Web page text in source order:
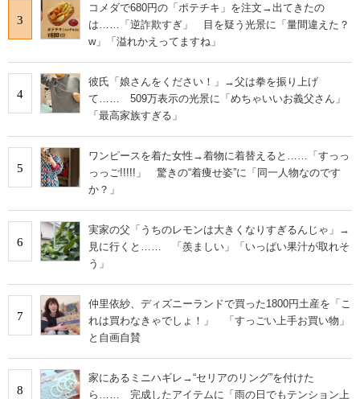
3
コメダで680円の「ポテチキ」を注文→出てきたの
は……「逆詐欺すぎ」 目を疑う光景に「量間違えた？
w」「溢れかえってますね」
4
彼氏「娘さんをください！」→父は拳を振り上げ
て…… 509万表示の光景に「めちゃいいお義父さん」
「最高家族すぎる」
5
ワンピースを着た女性→着物に着替えると……「すっっ
っっご!!!!!」 驚きの“着痩せ姿”に「同一人物なのです
か？」
6
実家の父「うちのレモンは大きくなりすぎるんじゃ」→
見に行くと…… 「羨ましい」「いっぱい果汁が取れそ
う」
7
仲里依紗、ディズニーランドで買った1800円土産を「こ
れは買わなきゃでしょ！」 「すっごい上手お買い物」
と自画自賛
8
家にあるミニハギレ→“セリアのリング”を付けた
ら…… 完成したアイテムに「雨の日でもテンション上